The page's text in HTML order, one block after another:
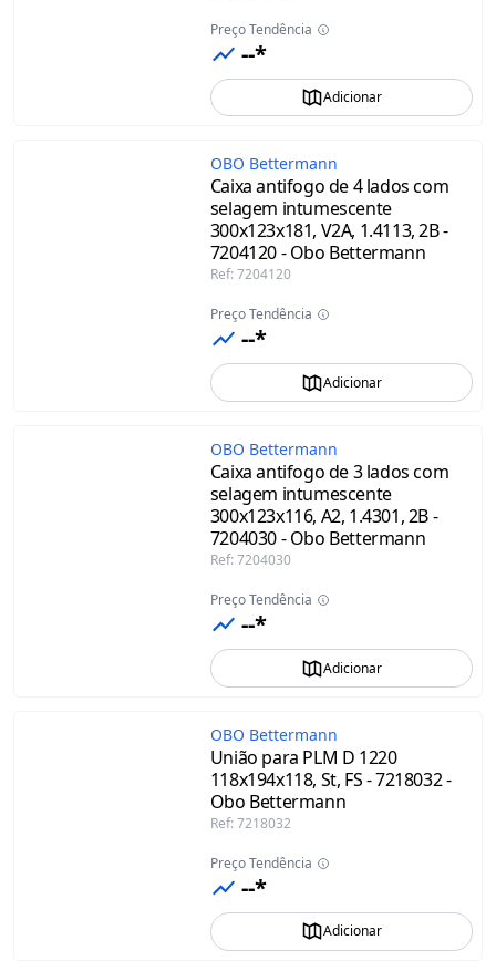
Preço Tendência
--*
Adicionar
OBO Bettermann
Caixa antifogo de 4 lados com
selagem intumescente
300x123x181, V2A, 1.4113, 2B -
7204120 - Obo Bettermann
Ref: 7204120
Preço Tendência
--*
Adicionar
OBO Bettermann
Caixa antifogo de 3 lados com
selagem intumescente
300x123x116, A2, 1.4301, 2B -
7204030 - Obo Bettermann
Ref: 7204030
Preço Tendência
--*
Adicionar
OBO Bettermann
União para PLM D 1220
118x194x118, St, FS - 7218032 -
Obo Bettermann
Ref: 7218032
Preço Tendência
--*
Adicionar